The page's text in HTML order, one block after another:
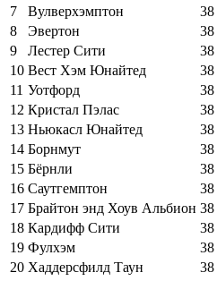
7
Вулверхэмптон 38
8
Эвертон 38
9
Лестер Сити 38
10 Вест Хэм Юнайтед 38
11 Уотфорд 38
12 Кристал Пэлас 38
13 Ньюкасл Юнайтед 38
14 Борнмут 38
15 Бёрнли 38
16 Саутгемптон 38
17 Брайтон энд Хоув Альбион 38
18 Кардифф Сити 38
19 Фулхэм 38
20 Хаддерсфилд Таун 38